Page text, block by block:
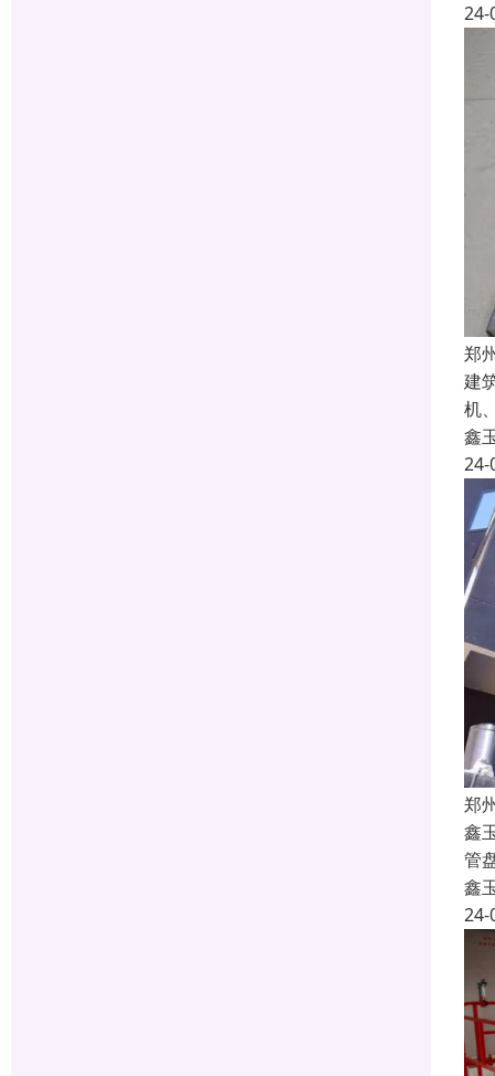
24-
郑
建
机
鑫
24-
郑
鑫
管
鑫
24-